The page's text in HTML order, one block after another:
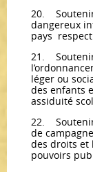
20. Soutenir
dangereux
pays
21. Soutenir
léger ou
des enfants
assiduité
22. Soutenir
de
des droits et
pouvoirs